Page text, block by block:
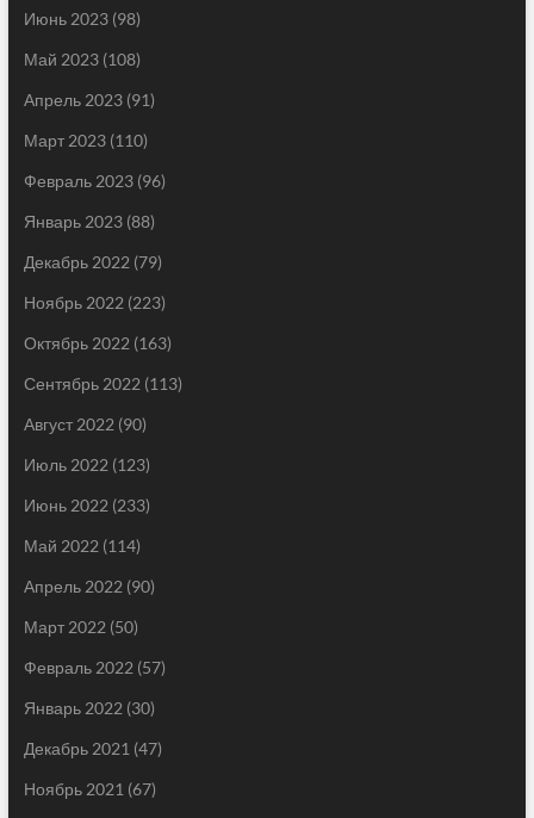
Июнь 2023(98)
Май 2023(108)
Апрель 2023(91)
Март 2023(110)
Февраль 2023(96)
Январь 2023(88)
Декабрь 2022 (79)
Ноябрь 2022 (223)
Октябрь 2022 (163)
Сентябрь 2022 (113)
Август 2022 (90)
Июль 2022 (123)
Июнь 2022 (233)
Май 2022 (114)
Апрель 2022 (90)
Март 2022 (50)
Февраль 2022 (57)
Январь 2022 (30)
Декабрь 2021 (47)
Ноябрь 2021 (67)